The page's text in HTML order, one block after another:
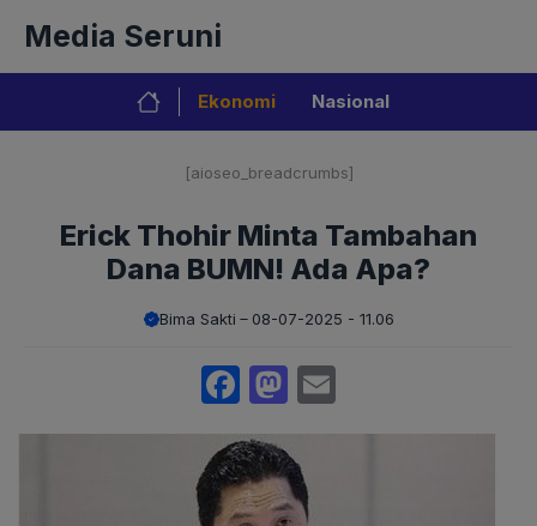
isi
Media Seruni
Ekonomi Nasional
[aioseo_breadcrumbs]
Erick Thohir Minta Tambahan
Dana BUMN! Ada Apa?
Bima Sakti 08-07-2025 - 11.06
Facebook
Mastodon